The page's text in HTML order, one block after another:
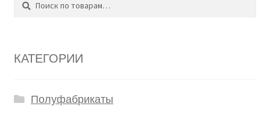
КАТЕГОРИИ
Полуфабрикаты